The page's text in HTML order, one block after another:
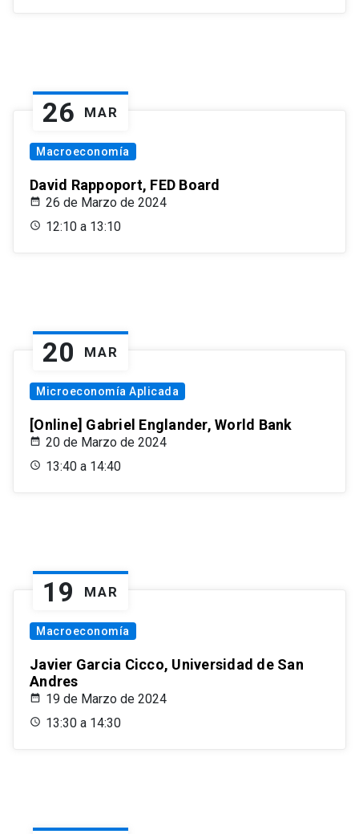
26 MAR
Macroeconomía
David Rappoport, FED Board
26 de Marzo de 2024
12:10 a 13:10
20 MAR
Microeconomía Aplicada
[Online] Gabriel Englander, World Bank
20 de Marzo de 2024
13:40 a 14:40
19 MAR
Macroeconomía
Javier Garcia Cicco, Universidad de San
Andres
19 de Marzo de 2024
13:30 a 14:30